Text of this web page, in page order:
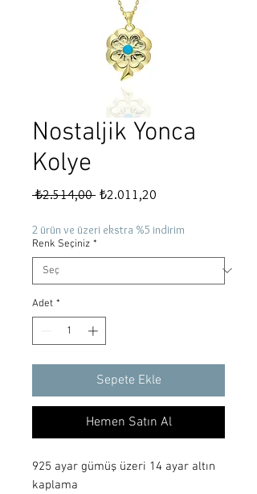
Nostaljik Yonca
Kolye
₺2.514,00 Normal
₺2.011,20
2 ürün ve üzeri ekstra %5 indirim
Renk Seçiniz *
Adet *
Sepete Ekle
Hemen Satın Al
925 ayar gümüş üzeri 14 ayar altın
kaplama